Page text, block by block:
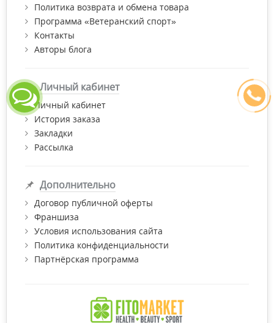
Политика возврата и обмена товара
Программа «Ветеранский спорт»
Контакты
Авторы блога
Личный кабинет
Личный кабинет
История заказа
Закладки
Рассылка
Дополнительно
Договор публичной оферты
Франшиза
Условия использования сайта
Политика конфиденциальности
Партнёрская программа